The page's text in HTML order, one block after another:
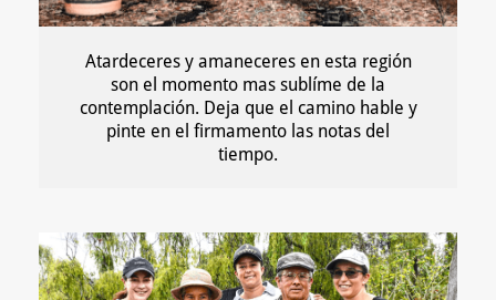
Atardeceres y amaneceres en esta región
son el momento mas sublíme de la
contemplación. Deja que el camino hable y
pinte en el firmamento las notas del
tiempo.